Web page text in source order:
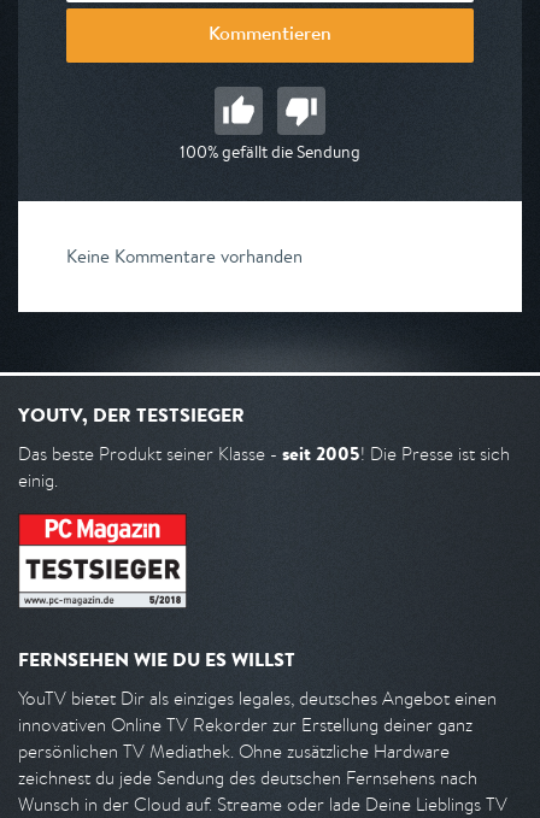
Kommentieren
100% gefällt die Sendung
Keine Kommentare vorhanden
YOUTV, DER TESTSIEGER
Das beste Produkt seiner Klasse - seit 2005! Die Presse ist sich
einig.
FERNSEHEN WIE DU ES WILLST
YouTV bietet Dir als einziges legales, deutsches Angebot einen
innovativen Online TV Rekorder zur Erstellung deiner ganz
persönlichen TV Mediathek. Ohne zusätzliche Hardware
zeichnest du jede Sendung des deutschen Fernsehens nach
Wunsch in der Cloud auf. Streame oder lade Deine Lieblings TV